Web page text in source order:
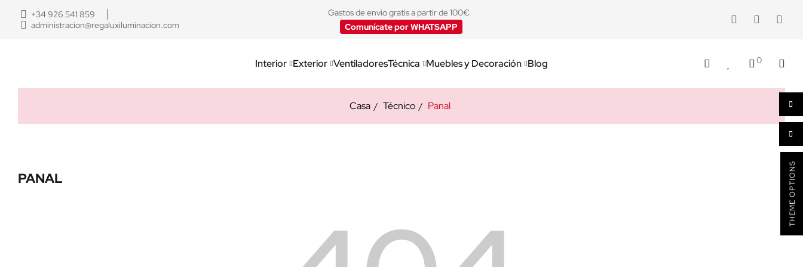
+34 926 541 859
administracion@regaluxiluminacion.com
Gastos de envío gratis a partir de 100€
Comunícate por WHATSAPP
Interior Exterior VentiladoresTécnica Muebles y Decoración Blog 0
Casa Técnico Panal
PANAL THEME OPTIONS